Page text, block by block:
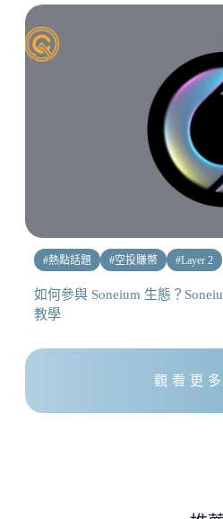
#熱點話題 #空投賺幣 #Layer 2
如何參與 Soneium 生態？
教學
觀看更